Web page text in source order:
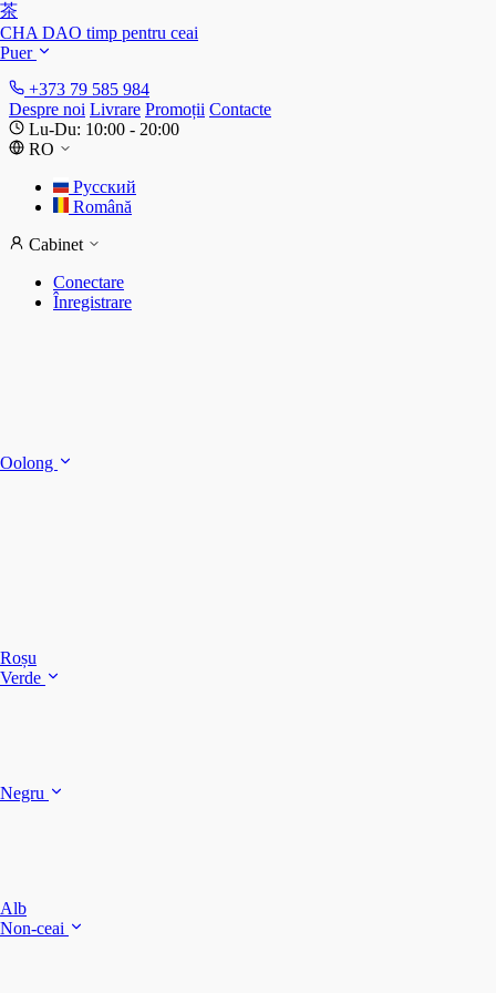
+373 79 585 984
Despre noi Livrare Promoții Contacte
Lu-Du: 10:00 - 20:00
RO
Русский
Română
Cabinet
Conectare
Înregistrare
茶
CHA DAO timp pentru ceai
Puer
Oolong
Roșu
Verde
Negru
Alb
Non-ceai